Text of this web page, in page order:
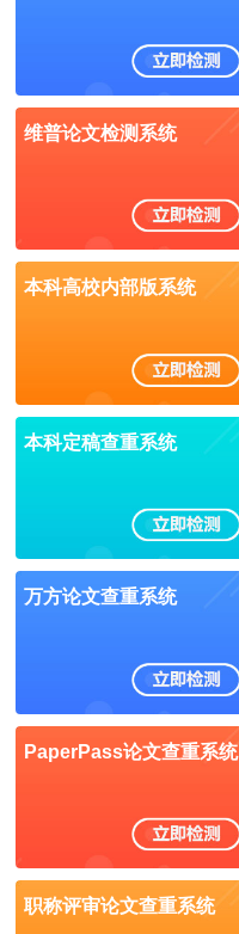
维普论文检测系统
本科高校内部版系统
本科定稿查重系统
万方论文查重系统
PaperPass论文查重系统
职称评审论文查重系统